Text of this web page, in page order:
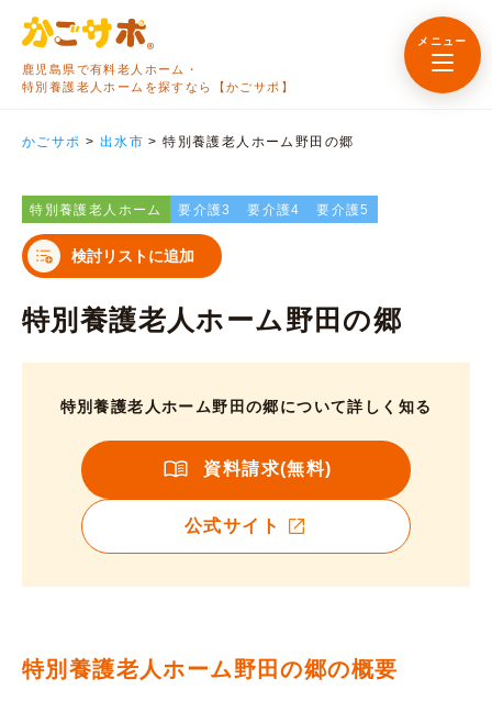
鹿児島県で有料老人ホーム・
特別養護老人ホームを探すなら【かごサポ】
メニュー
かごサポ > 出水市 >特別養護老人ホーム野田の郷
特別養護老人ホーム 要介護3 要介護4 要介護5
検討リストに追加
特別養護老人ホーム野田の郷
特別養護老人ホーム野田の郷について詳しく知る
資料請求(無料)
公式サイト
特別養護老人ホーム野田の郷の概要